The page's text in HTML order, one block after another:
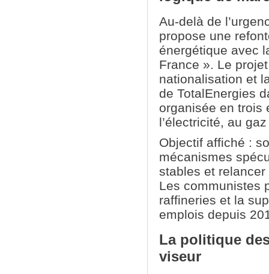
Au-delà de
propose une
énergétique avec
France ». Le
nationalisation et
de TotalEnergies
organisée en trois
l’électricité, au
Objectif affiché :
mécanismes
stables et
Les communistes
raffineries et la
emplois depuis
La politique
viseur